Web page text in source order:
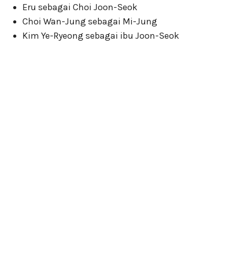
Eru sebagai Choi Joon-Seok
Choi Wan-Jung sebagai Mi-Jung
Kim Ye-Ryeong sebagai ibu Joon-Seok